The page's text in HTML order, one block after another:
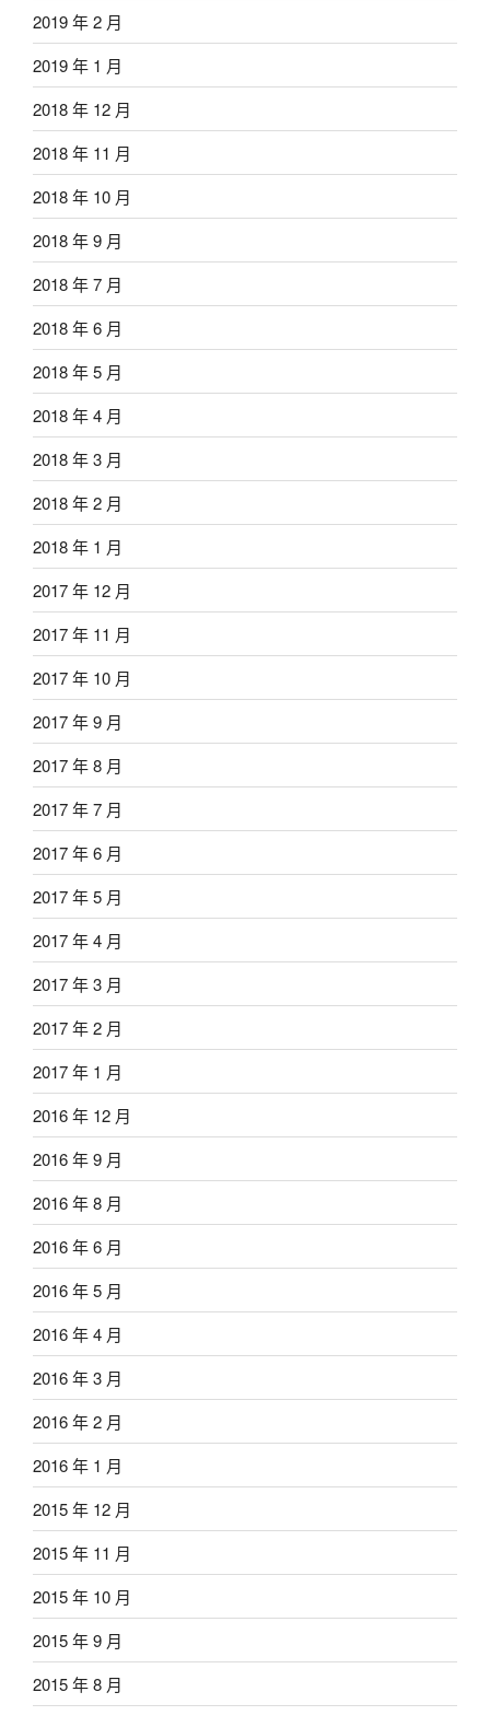
2019 年 2 月
2019 年 1 月
2018 年 12 月
2018 年 11 月
2018 年 10 月
2018 年 9 月
2018 年 7 月
2018 年 6 月
2018 年 5 月
2018 年 4 月
2018 年 3 月
2018 年 2 月
2018 年 1 月
2017 年 12 月
2017 年 11 月
2017 年 10 月
2017 年 9 月
2017 年 8 月
2017 年 7 月
2017 年 6 月
2017 年 5 月
2017 年 4 月
2017 年 3 月
2017 年 2 月
2017 年 1 月
2016 年 12 月
2016 年 9 月
2016 年 8 月
2016 年 6 月
2016 年 5 月
2016 年 4 月
2016 年 3 月
2016 年 2 月
2016 年 1 月
2015 年 12 月
2015 年 11 月
2015 年 10 月
2015 年 9 月
2015 年 8 月